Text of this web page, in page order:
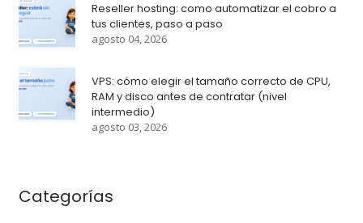
Reseller hosting: como automatizar el cobro a
tus clientes, paso a paso
agosto 04, 2026
VPS: cómo elegir el tamaño correcto de CPU,
RAM y disco antes de contratar (nivel
intermedio)
agosto 03, 2026
Categorías